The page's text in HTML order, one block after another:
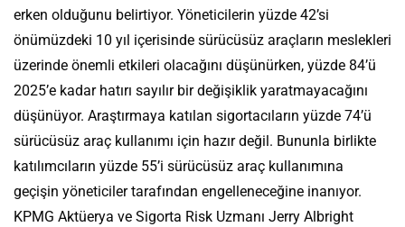
erken olduğunu belirtiyor. Yöneticilerin yüzde 42’si
önümüzdeki 10 yıl içerisinde sürücüsüz araçların meslekleri
üzerinde önemli etkileri olacağını düşünürken, yüzde 84’ü
2025’e kadar hatırı sayılır bir değişiklik yaratmayacağını
düşünüyor. Araştırmaya katılan sigortacıların yüzde 74’ü
sürücüsüz araç kullanımı için hazır değil. Bununla birlikte
katılımcıların yüzde 55’i sürücüsüz araç kullanımına
geçişin yöneticiler tarafından engelleneceğine inanıyor.
KPMG Aktüerya ve Sigorta Risk Uzmanı Jerry Albright